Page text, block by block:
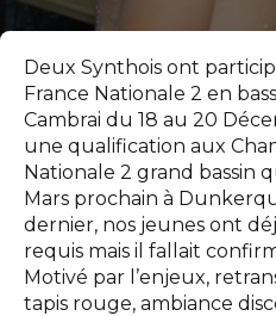
Deux Synthois ont
France Nationale 2 en
Cambrai du 18 au 20
une qualification aux
Nationale 2 grand bassin
Mars prochain à
dernier, nos jeunes ont
requis mais il fallait
Motivé par l’enjeux,
tapis rouge, ambiance